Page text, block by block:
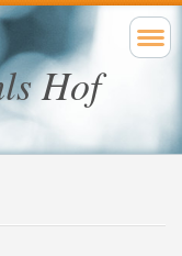
Hof